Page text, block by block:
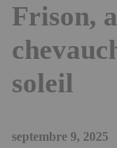
Frison,
soleil
septembre 9, 2025